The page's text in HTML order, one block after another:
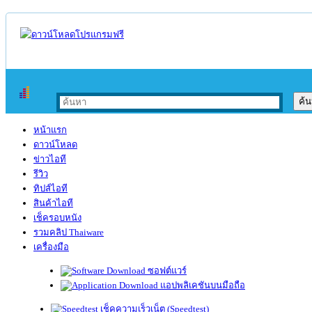
หน้าแรก
ดาวน์โหลด
ข่าวไอที
รีวิว
ทิปส์ไอที
สินค้าไอที
เช็ครอบหนัง
รวมคลิป Thaiware
เครื่องมือ
ซอฟต์แวร์
แอปพลิเคชันบนมือถือ
เช็คความเร็วเน็ต (Speedtest)